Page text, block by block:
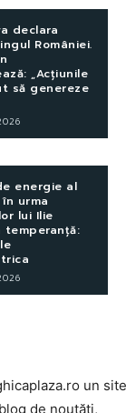
declara
României.
„Acțiunile
să genereze
energie al
urma
lui Ilie
temperanță:
un site
de noutăți,